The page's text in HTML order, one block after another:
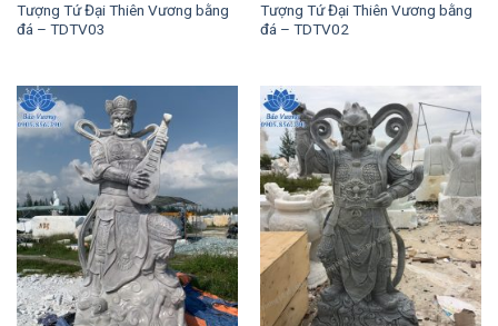
Tượng Tứ Đại Thiên Vương bằng
đá – TDTV03
Tượng Tứ Đại Thiên Vương bằng
đá – TDTV02